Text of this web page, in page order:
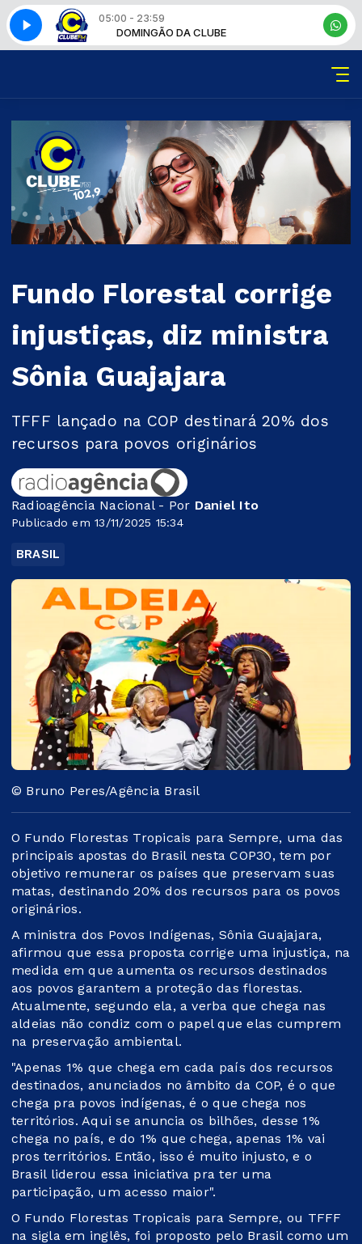
05:00 - 23:59
DOMINGÃO DA CLUBE
Fundo Florestal corrige
injustiças, diz ministra
Sônia Guajajara
TFFF lançado na COP destinará 20% dos
recursos para povos originários
Radioagência Nacional - Por Daniel Ito
Publicado em 13/11/2025 15:34
BRASIL
© Bruno Peres/Agência Brasil
O Fundo Florestas Tropicais para Sempre, uma das
principais apostas do Brasil nesta COP30, tem por
objetivo remunerar os países que preservam suas
matas, destinando 20% dos recursos para os povos
originários.
A ministra dos Povos Indígenas, Sônia Guajajara,
afirmou que essa proposta corrige uma injustiça, na
medida em que aumenta os recursos destinados
aos povos garantem a proteção das florestas.
Atualmente, segundo ela, a verba que chega nas
aldeias não condiz com o papel que elas cumprem
na preservação ambiental.
"Apenas 1% que chega em cada país dos recursos
destinados, anunciados no âmbito da COP, é o que
chega pra povos indígenas, é o que chega nos
territórios. Aqui se anuncia os bilhões, desse 1%
chega no país, e do 1% que chega, apenas 1% vai
pros territórios. Então, isso é muito injusto, e o
Brasil liderou essa iniciativa pra ter uma
participação, um acesso maior".
O Fundo Florestas Tropicais para Sempre, ou TFFF
na sigla em inglês, foi proposto pelo Brasil como um